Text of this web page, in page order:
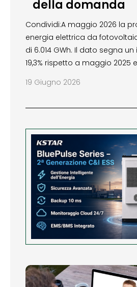
della domanda
Condividi:A maggio 2026 la
energia elettrica da
di 6.014 GWh. Il dato segna
19,3% rispetto a maggio 2025
19 Giugno 2026